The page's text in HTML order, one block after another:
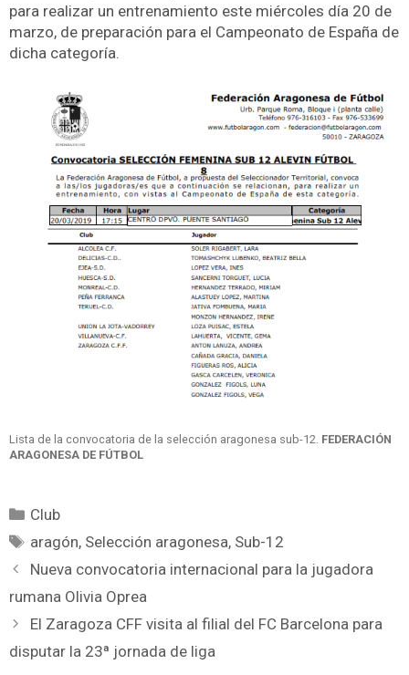
para realizar un entrenamiento este miércoles día 20 de
marzo, de preparación para el Campeonato de España de
dicha categoría.
Lista de la convocatoria de la selección aragonesa sub-12. FEDERACIÓN
ARAGONESA DE FÚTBOL
Club
aragón, Selección aragonesa, Sub-12
Nueva convocatoria internacional para la jugadora
rumana Olivia Oprea
El Zaragoza CFF visita al filial del FC Barcelona para
disputar la 23ª jornada de liga